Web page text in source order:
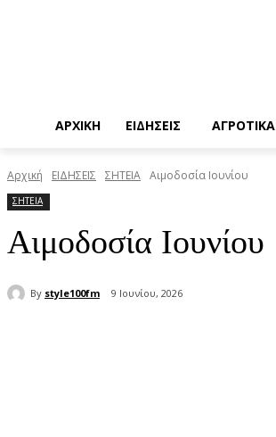
ΑΡΧΙΚΗ ΕΙΔΗΣΕΙΣ ΑΓΡΟΤΙΚΑ
Αρχική ΕΙΔΗΣΕΙΣ ΣΗΤΕΙΑ Αιμοδοσία Ιουνίου
ΣΗΤΕΙΑ
Αιμοδοσία Ιουνίου
By style100fm 9 Ιουνίου, 2026